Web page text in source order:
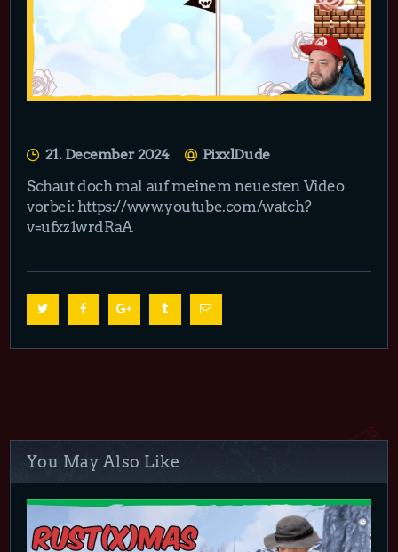
21. December 2024 PixxlDude
Schaut doch mal auf meinem neuesten Video
vorbei: https://www.youtube.com/watch?
v=ufxz1wrdRaA
You May Also Like